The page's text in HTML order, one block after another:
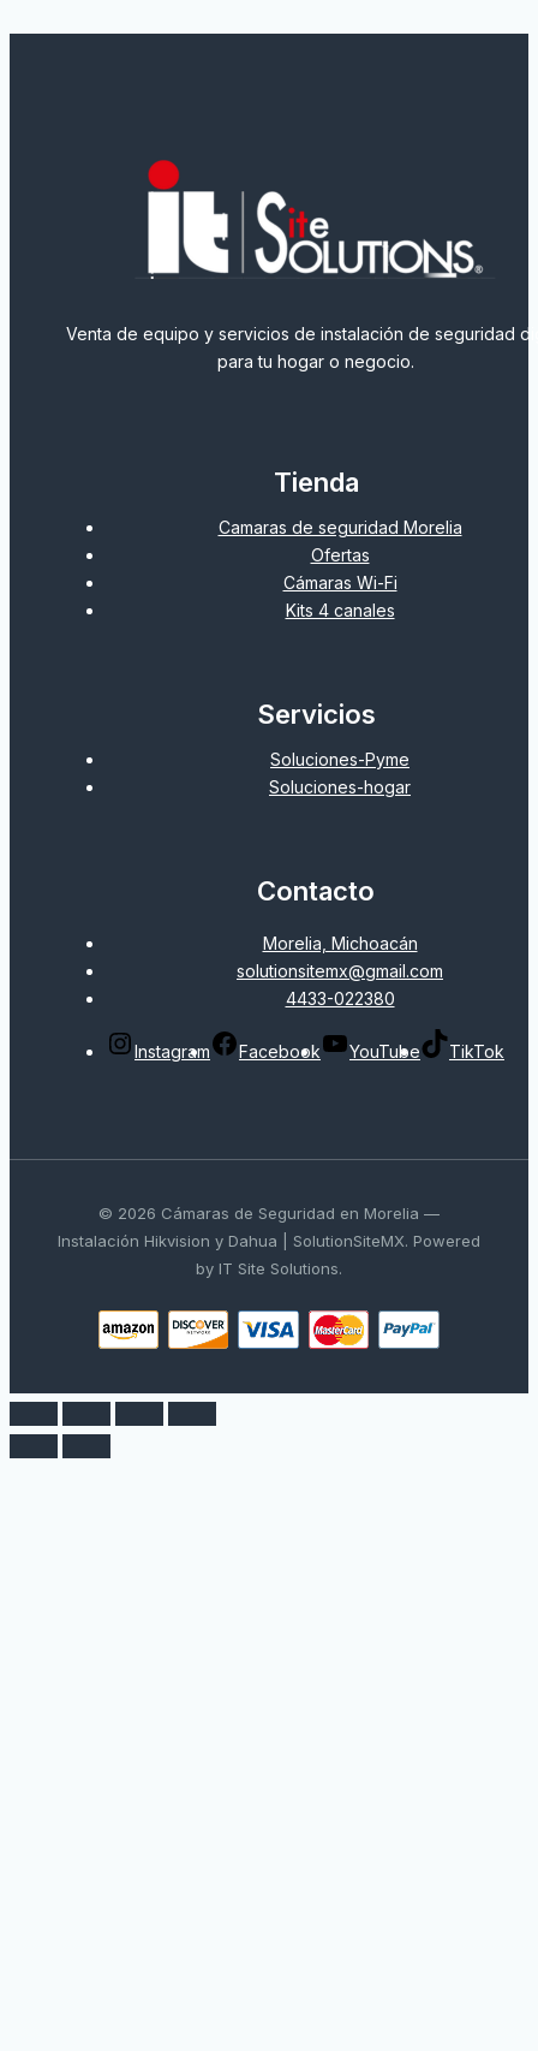
Venta de equipo y servicios de instalación de seguridad
para tu hogar o negocio.
Tienda
Camaras de seguridad Morelia
Ofertas
Cámaras Wi-Fi
Kits 4 canales
Servicios
Soluciones-Pyme
Soluciones-hogar
Contacto
Morelia, Michoacán
solutionsitemx@gmail.com
4433-022380
Instagram Facebook YouTube TikTok
© 2026 Cámaras de Seguridad en Morelia —
Instalación Hikvision y Dahua | SolutionSiteMX. Powered
by IT Site Solutions.